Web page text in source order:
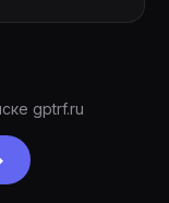
gptrf.ru